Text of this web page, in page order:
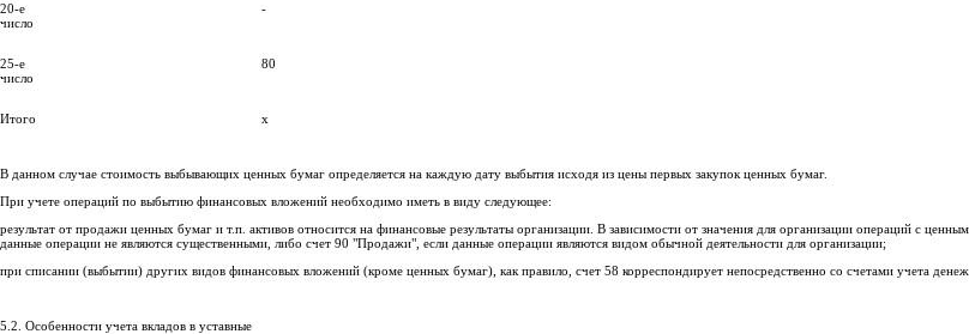
20-е
число
-
25-е
число
80
Итого х
В данном случае стоимость выбывающих ценных бумаг определяется на каждую дату выбытия исходя из цены первых закупок ценных бумаг.
При учете операций по выбытию финансовых вложений необходимо иметь в виду следующее:
результат от продажи ценных бумаг и т.п. активов относится на финансовые результаты организации. В зависимости от значения для организации операций с
данные операции не являются существенными, либо счет 90 "Продажи", если данные операции являются видом обычной деятельности для организации;
при списании (выбытии) других видов финансовых вложений (кроме ценных бумаг), как правило, счет 58 корреспондирует непосредственно со счетами учета
5.2. Особенности учета вкладов в уставные